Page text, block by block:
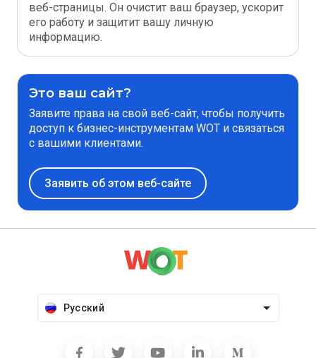
веб-страницы. Он очистит ваш браузер, ускорит
его работу и защитит вашу личную
информацию.
Это ваш сайт?
Заявите права на свой веб-сайт, чтобы получить
доступ к бизнес-инструментам WOT и связаться
с вашими клиентами.
Заявить об этом веб-сайте
Русский